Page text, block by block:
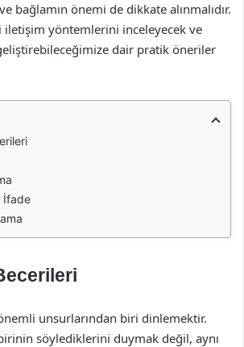
bağlamın önemi de dikkate alınmalıdır.
iletişim yöntemlerini inceleyecek ve
dair pratik öneriler
İfade
unsurlarından biri dinlemektir.
söylediklerini duymak değil, aynı